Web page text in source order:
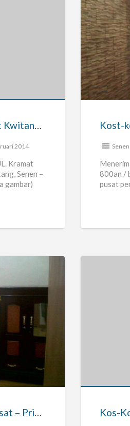
Rumah Kost Ungu – Kramat Kwitang, Senen
2014
Kramat
Senen –
gambar)
Kost-
kostan
Khusus
Wanita
senen
Jakpus
Senen
800an /
pusat
Zhafira